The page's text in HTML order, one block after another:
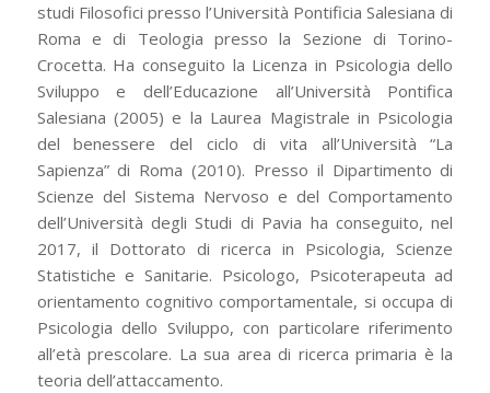
studi Filosofici presso l’Università Pontificia Salesiana di
Roma e di Teologia presso la Sezione di Torino-
Crocetta. Ha conseguito la Licenza in Psicologia dello
Sviluppo e dell’Educazione all’Università Pontifica
Salesiana (2005) e la Laurea Magistrale in Psicologia
del benessere del ciclo di vita all’Università “La
Sapienza” di Roma (2010). Presso il Dipartimento di
Scienze del Sistema Nervoso e del Comportamento
dell’Università degli Studi di Pavia ha conseguito, nel
2017, il Dottorato di ricerca in Psicologia, Scienze
Statistiche e Sanitarie. Psicologo, Psicoterapeuta ad
orientamento cognitivo comportamentale, si occupa di
Psicologia dello Sviluppo, con particolare riferimento
all’età prescolare. La sua area di ricerca primaria è la
teoria dell’attaccamento.